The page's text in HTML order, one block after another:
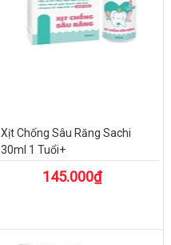
Xịt Chống Sâu Răng Sachi
30ml 1 Tuổi+
145.000₫